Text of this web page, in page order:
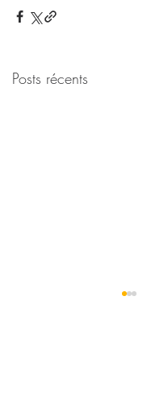
Posts récents